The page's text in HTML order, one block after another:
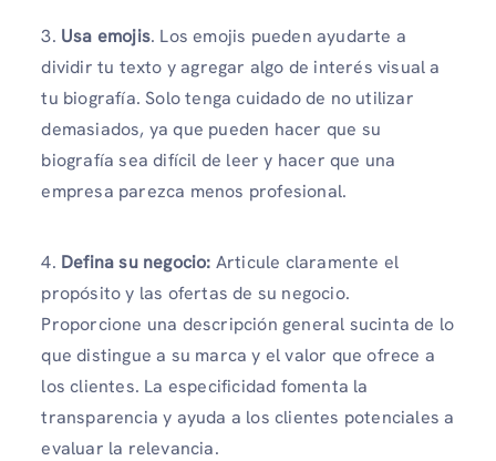
3. Usa emojis. Los emojis pueden ayudarte a
dividir tu texto y agregar algo de interés visual a
tu biografía. Solo tenga cuidado de no utilizar
demasiados, ya que pueden hacer que su
biografía sea difícil de leer y hacer que una
empresa parezca menos profesional.
4. Defina su negocio: Articule claramente el
propósito y las ofertas de su negocio.
Proporcione una descripción general sucinta de lo
que distingue a su marca y el valor que ofrece a
los clientes. La especificidad fomenta la
transparencia y ayuda a los clientes potenciales a
evaluar la relevancia.